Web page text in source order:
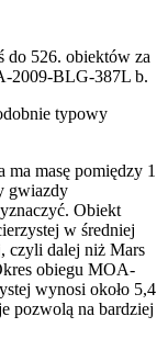
do 526. obiektów za
2009-BLG-387L b.
typowy
ma masę pomiędzy 1
gwiazdy
Obiekt
w średniej
czyli dalej niż Mars
obiegu MOA-
wynosi około 5,4
pozwolą na bardziej